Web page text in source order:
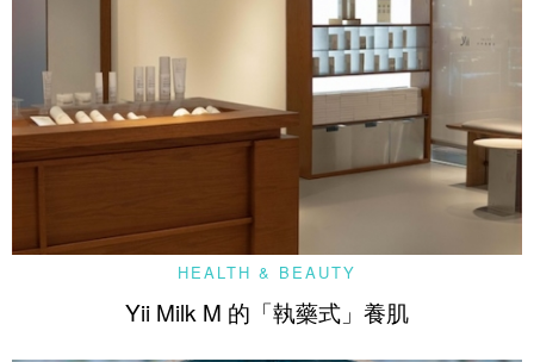
HEALTH & BEAUTY
Yii Milk M 的「執藥式」養肌